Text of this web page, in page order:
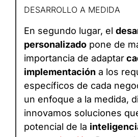
DESARROLLO A MEDIDA
En segundo lugar, el
personalizado pone de
importancia de adaptar
implementación a los
específicos de cada
un enfoque a la medida,
innovamos soluciones
potencial de la